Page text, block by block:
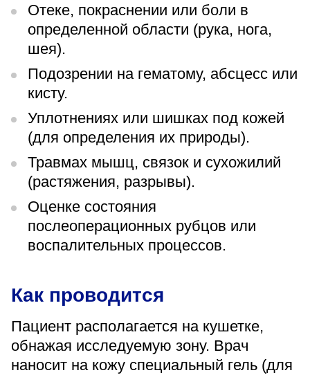
Отеке, покраснении или боли в
определенной области (рука, нога,
шея).
Подозрении на гематому, абсцесс или
кисту.
Уплотнениях или шишках под кожей
(для определения их природы).
Травмах мышц, связок и сухожилий
(растяжения, разрывы).
Оценке состояния
послеоперационных рубцов или
воспалительных процессов.
Как проводится
Пациент располагается на кушетке,
обнажая исследуемую зону. Врач
наносит на кожу специальный гель (для